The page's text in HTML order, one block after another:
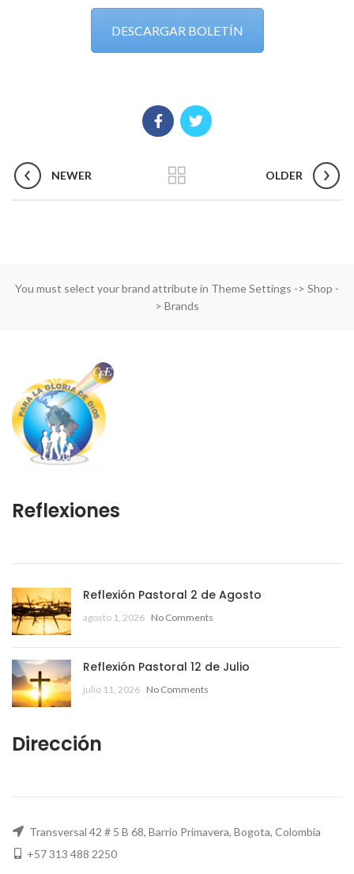
DESCARGAR BOLETÍN
NEWER OLDER
You must select your brand attribute in Theme Settings -> Shop -
> Brands
Reflexiones
Reflexión Pastoral 2 de Agosto
agosto 1, 2026 No Comments
Reflexión Pastoral 12 de Julio
julio 11, 2026 No Comments
Dirección
Transversal 42 # 5 B 68, Barrio Primavera, Bogota, Colombia
+57 313 488 2250